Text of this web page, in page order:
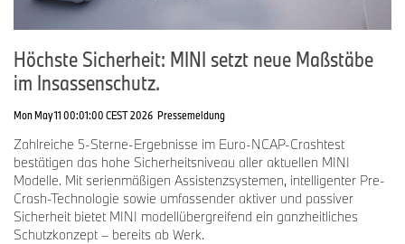
Höchste Sicherheit: MINI setzt neue Maßstäbe
im Insassenschutz.
Mon May 11 00:01:00 CEST 2026 Pressemeldung
Zahlreiche 5-Sterne-Ergebnisse im Euro-NCAP-Crashtest
bestätigen das hohe Sicherheitsniveau aller aktuellen MINI
Modelle. Mit serienmäßigen Assistenzsystemen, intelligenter Pre-
Crash-Technologie sowie umfassender aktiver und passiver
Sicherheit bietet MINI modellübergreifend ein ganzheitliches
Schutzkonzept – bereits ab Werk.